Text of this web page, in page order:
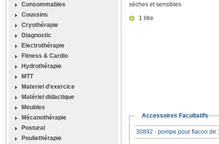
Consommables
Coussins
Cryothérapie
Diagnostic
Electrothérapie
Fitness & Cardio
Hydrothérapie
MTT
Materiel d'exercice
Matériel didactique
Meubles
Mécanothérapie
Postural
Pouliethérapie
sèches et sensibles
1 litre
Accessoires Facultatifs
30892 - pompe pour flacon de